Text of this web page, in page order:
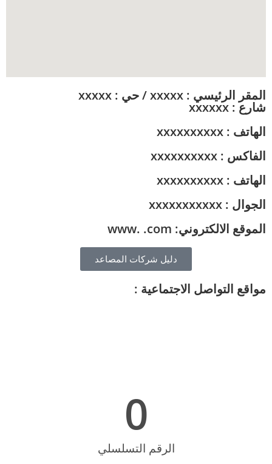
المقر الرئيسي : xxxxx / حي : xxxxx
شارع : xxxxxx
الهاتف : xxxxxxxxxx
الفاكس : xxxxxxxxxx
الهاتف : xxxxxxxxxx
الجوال : xxxxxxxxxxx
الموقع الالكتروني: www. .com
دليل شركات المصاعد
مواقع التواصل الاجتماعية :
الرقم التسلسلي
0